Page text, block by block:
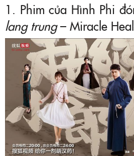
1. Phim của Hình Phi
lang trung– Miracle